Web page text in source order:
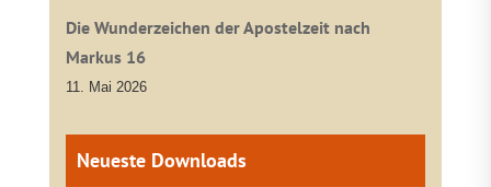
Die Wunderzeichen der Apostelzeit nach
Markus 16
11. Mai 2026
Neueste Downloads